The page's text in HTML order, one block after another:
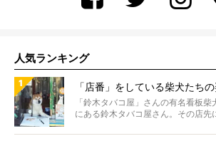
人気ランキング
「店番」をしている柴犬たち
「鈴木タバコ屋」さんの有名看板
にある鈴木タバコ屋さん。その店先